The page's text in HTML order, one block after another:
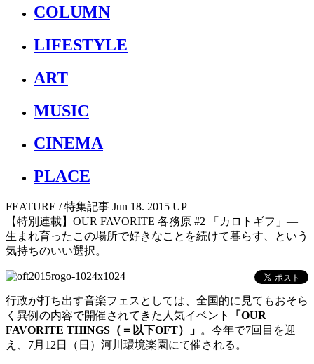
COLUMN
LIFESTYLE
ART
MUSIC
CINEMA
PLACE
FEATURE / 特集記事 Jun 18. 2015 UP
【特別連載】OUR FAVORITE 各務原 #2 「カロトギフ」―
生まれ育ったこの場所で好きなことを続けて暮らす、という
気持ちのいい選択。
行政が打ち出す音楽フェスとしては、全国的に見てもおそら
く異例の内容で開催されてきた人気イベント
「OUR
FAVORITE THINGS（＝以下OFT）」 。今年で7回目を迎
え、7月12日（日）河川環境楽園にて催される。